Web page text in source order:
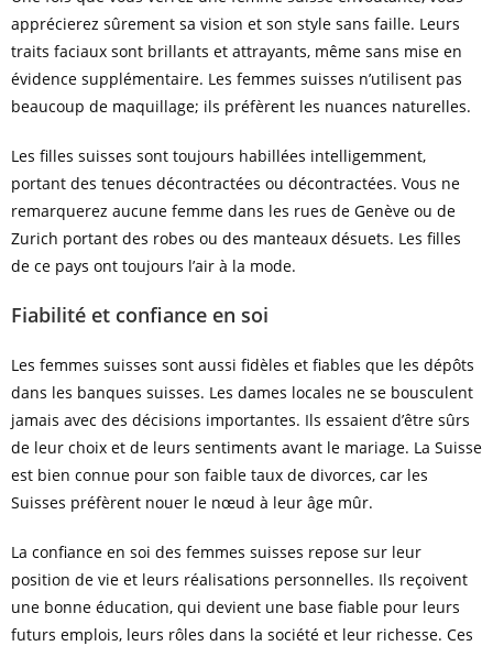
apprécierez sûrement sa vision et son style sans faille. Leurs
traits faciaux sont brillants et attrayants, même sans mise en
évidence supplémentaire. Les femmes suisses n’utilisent pas
beaucoup de maquillage; ils préfèrent les nuances naturelles.
Les filles suisses sont toujours habillées intelligemment,
portant des tenues décontractées ou décontractées. Vous ne
remarquerez aucune femme dans les rues de Genève ou de
Zurich portant des robes ou des manteaux désuets. Les filles
de ce pays ont toujours l’air à la mode.
Fiabilité et confiance en soi
Les femmes suisses sont aussi fidèles et fiables que les dépôts
dans les banques suisses. Les dames locales ne se bousculent
jamais avec des décisions importantes. Ils essaient d’être sûrs
de leur choix et de leurs sentiments avant le mariage. La Suisse
est bien connue pour son faible taux de divorces, car les
Suisses préfèrent nouer le nœud à leur âge mûr.
La confiance en soi des femmes suisses repose sur leur
position de vie et leurs réalisations personnelles. Ils reçoivent
une bonne éducation, qui devient une base fiable pour leurs
futurs emplois, leurs rôles dans la société et leur richesse. Ces